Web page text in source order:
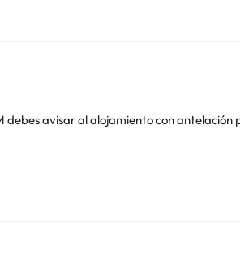
avisar al alojamiento con antelación